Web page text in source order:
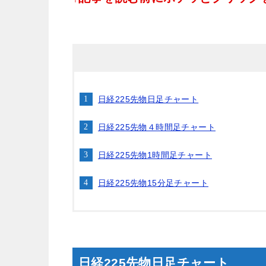
日経225先物日足チャート
日経225先物４時間足チャート
日経225先物1時間足チャート
日経225先物15分足チャート
日経225先物日足チャート